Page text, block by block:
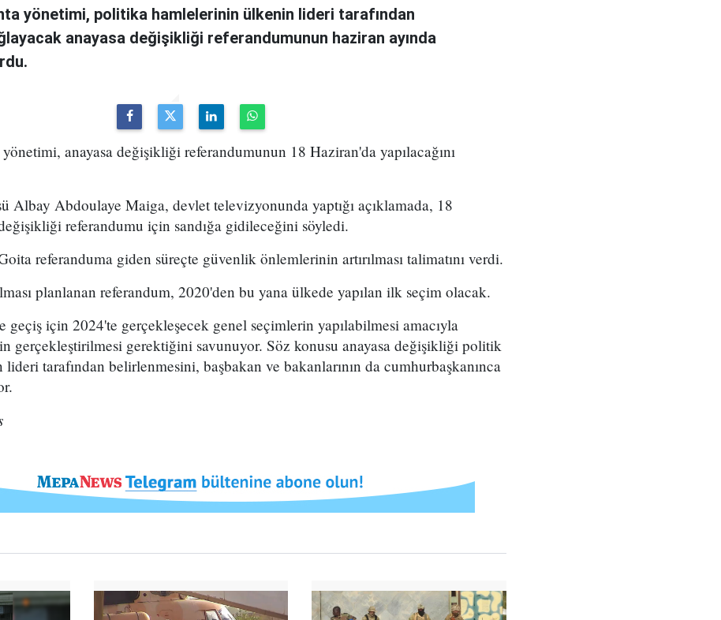
yönetimi, politika hamlelerinin ülkenin lideri tarafından
anayasa değişikliği referandumunun haziran ayında
anayasa değişikliği referandumunun 18 Haziran'da yapılacağını
Albay Abdoulaye Maiga, devlet televizyonunda yaptığı açıklamada, 18
referandumu için sandığa gidileceğini söyledi.
referanduma giden süreçte güvenlik önlemlerinin artırılması talimatını verdi.
planlanan referandum, 2020'den bu yana ülkede yapılan ilk seçim olacak.
geçiş için 2024'te gerçekleşecek genel seçimlerin yapılabilmesi amacıyla
gerçekleştirilmesi gerektiğini savunuyor. Söz konusu anayasa değişikliği politik
tarafından belirlenmesini, başbakan ve bakanlarının da cumhurbaşkanınca